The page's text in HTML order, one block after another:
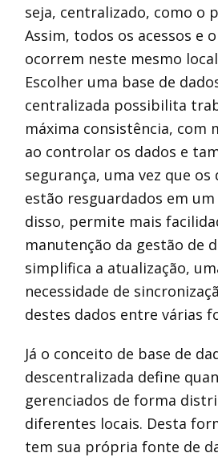
seja, centralizado, como o
Assim, todos os acessos e
ocorrem neste mesmo
Escolher uma base de
centralizada possibilita
máxima consistência, com
ao controlar os dados e
segurança, uma vez que
estão resguardados em
disso, permite mais
manutenção da gestão de
simplifica a atualização,
necessidade de
destes dados entre várias
Já o conceito de base de
descentralizada define
gerenciados de forma
diferentes locais. Desta
tem sua própria fonte de